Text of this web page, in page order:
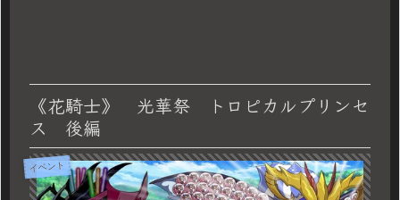
《花騎士》 光華祭 トロピカルプリンセ
ス 後編
イベント